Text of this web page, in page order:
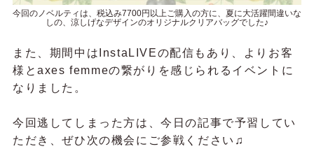
今回のノベルティは、税込み7700円以上ご購入の方に、夏に大活躍間違いな
しの、涼しげなデザインのオリジナルクリアバッグでした♪
また、期間中はInstaLIVEの配信もあり、よりお客
様とaxes femmeの繋がりを感じられるイベントに
なりました。
今回逃してしまった方は、今日の記事で予習してい
ただき、ぜひ次の機会にご参戦ください♫